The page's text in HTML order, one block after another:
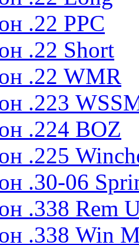
.22 PPC
.22 Short
.22 WMR
.223
.224 BOZ
.225
.30-06
.338 Rem
.338 Win